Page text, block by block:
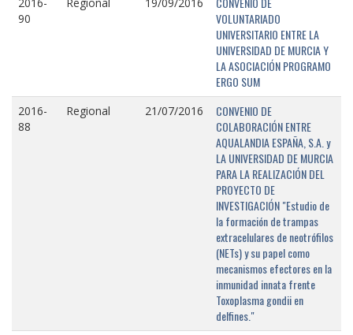
90
VOLUNTARIADO
UNIVERSITARIO ENTRE LA
UNIVERSIDAD DE MURCIA Y
LA ASOCIACIÓN PROGRAMO
ERGO SUM
2016-
88
Regional 21/07/2016
CONVENIO DE
COLABORACIÓN ENTRE
AQUALANDIA ESPAÑA, S.A. y
LA UNIVERSIDAD DE MURCIA
PARA LA REALIZACIÓN DEL
PROYECTO DE
INVESTIGACIÓN "Estudio de
la formación de trampas
extracelulares de neotrófilos
(NETs) y su papel como
mecanismos efectores en la
inmunidad innata frente
Toxoplasma gondii en
delfines."